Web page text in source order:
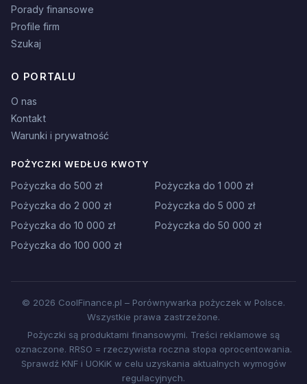
Porady finansowe
Profile firm
Szukaj
O PORTALU
O nas
Kontakt
Warunki i prywatność
POŻYCZKI WEDŁUG KWOTY
Pożyczka do 500 zł
Pożyczka do 1 000 zł
Pożyczka do 2 000 zł
Pożyczka do 5 000 zł
Pożyczka do 10 000 zł
Pożyczka do 50 000 zł
Pożyczka do 100 000 zł
© 2026 CoolFinance.pl – Porównywarka pożyczek w Polsce.
Wszystkie prawa zastrzeżone.
Pożyczki są produktami finansowymi. Treści reklamowe są
oznaczone. RRSO = rzeczywista roczna stopa oprocentowania.
Sprawdź KNF i UOKiK w celu uzyskania aktualnych wymogów
regulacyjnych.